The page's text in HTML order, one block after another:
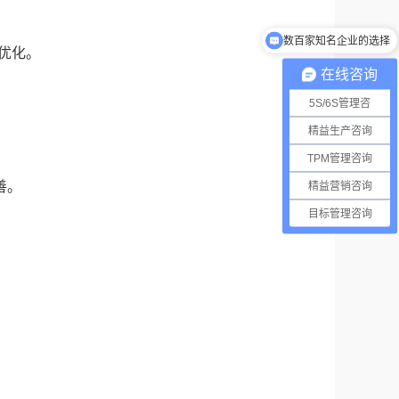
化。
在线咨询
5S/6S管理咨
精益生产咨询
TPM管理咨询
精益营销咨询
目标管理咨询
数百家知名企业的选择